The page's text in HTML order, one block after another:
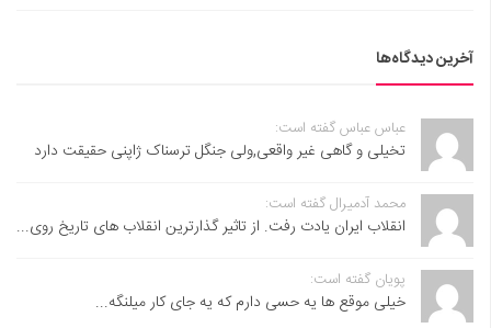
آخرین دیدگاه‌ها
عباس عباس گفته است:
تخیلی و گاهی غیر واقعی,ولی جنگل ترسناک ژاپنی حقیقت دارد
محمد آدمیرال گفته است:
انقلاب ایران یادت رفت. از تاثیر گذارترین انقلاب های تاریخ روی...
پویان گفته است:
خیلی موقع ها یه حسی دارم که یه جای کار میلنگه...